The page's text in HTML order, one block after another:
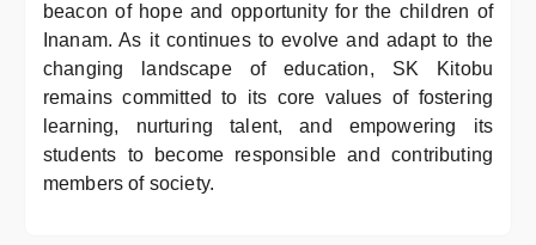
beacon of hope and opportunity for the children of
Inanam. As it continues to evolve and adapt to the
changing landscape of education, SK Kitobu
remains committed to its core values of fostering
learning, nurturing talent, and empowering its
students to become responsible and contributing
members of society.